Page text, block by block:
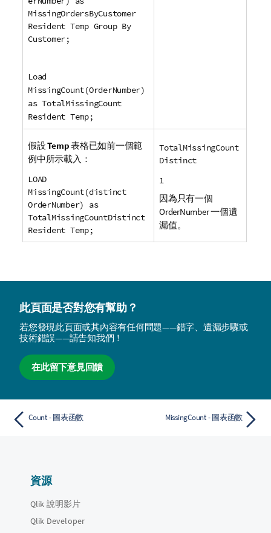
MissingOrdersByCustomer
Resident Temp Group By
Customer;
Load
MissingCount(OrderNumber)
as TotalMissingCount
Resident Temp;
假設Temp表格已如前一個範
例中所示載入：
LOAD
MissingCount(distinct
OrderNumber) as
TotalMissingCountDistinct
Resident Temp;
TotalMissingCount
Distinct
1
因為只有一個
OrderNumber一個遺
漏值。
此頁面是否對您有幫助？
若您發現此頁面或其內容有任何問題——錯字、遺漏步驟或
技術錯誤——請告知我們！
在此留下意見回饋
Count - 圖表函數 MissingCount - 圖表函數
資源
Qlik 說明影片
Qlik Developer